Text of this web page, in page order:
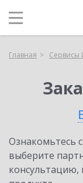
Главная Сервисы
Ознакомьтесь
выберите
консультацию,